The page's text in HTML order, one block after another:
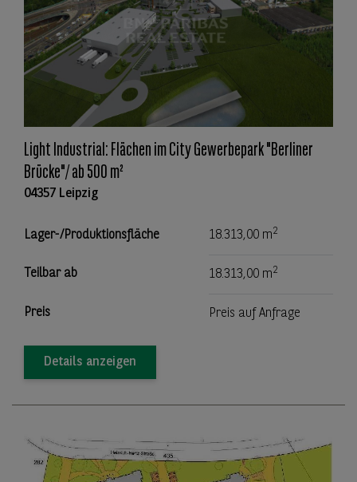
Light Industrial: Flächen im City Gewerbepark "Berliner
Brücke"/ ab 500 m²
04357 Leipzig
Lager-/Produktionsfläche 18.313,00 m2
Teilbar ab 18.313,00 m2
Preis Preis auf Anfrage
Details anzeigen